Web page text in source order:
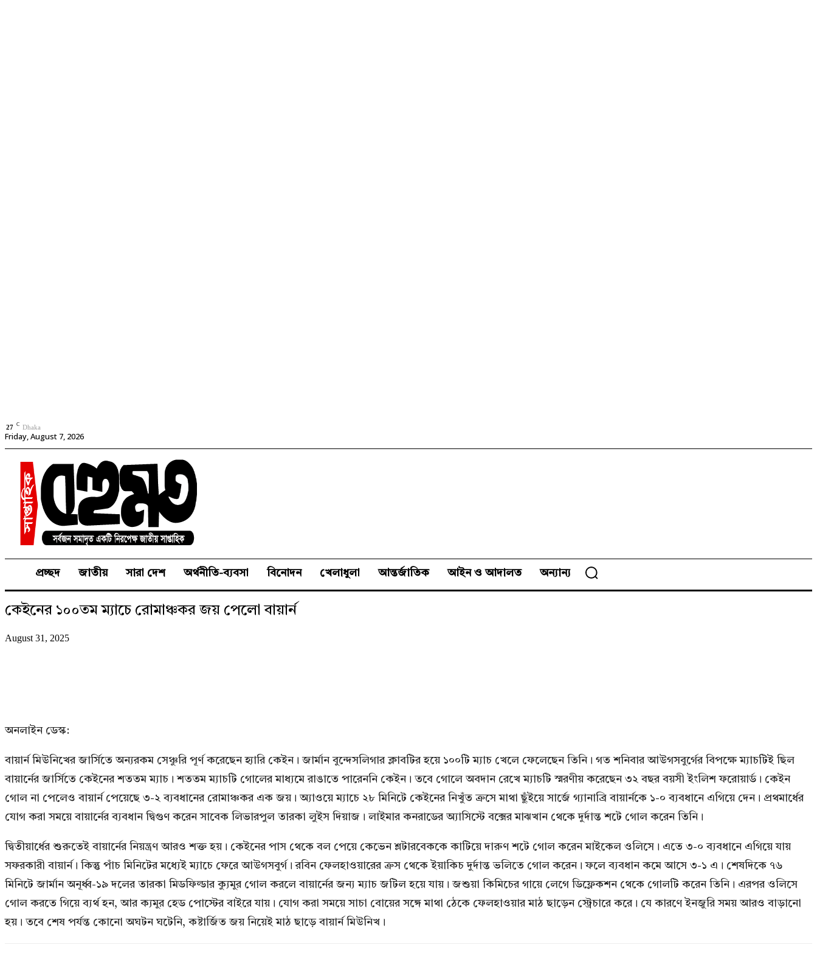
27 C Dhaka
Friday, August 7, 2026
প্রচ্ছদ জাতীয় সারা দেশ অর্থনীতি-ব্যবসা বিনোদন খেলাধুলা আন্তর্জাতিক আইন ও আদালত অন্যান্য
কেইনের ১০০তম ম্যাচে রোমাঞ্চকর জয় পেলো বায়ার্ন
August 31, 2025
অনলাইন ডেস্ক:
বায়ার্ন মিউনিখের জার্সিতে অন্যরকম সেঞ্চুরি পূর্ণ করেছেন হ্যারি কেইন। জার্মান বুন্দেসলিগার ক্লাবটির হয়ে ১০০টি ম্যাচ খেলে ফেলেছেন তিনি। গত শনিবার আউগসবুর্গের বিপক্ষে ম্যাচটিই ছিল
বায়ার্নের জার্সিতে কেইনের শততম ম্যাচ। শততম ম্যাচটি গোলের মাধ্যমে রাঙাতে পারেননি কেইন। তবে গোলে অবদান রেখে ম্যাচটি স্মরণীয় করেছেন ৩২ বছর বয়সী ইংলিশ ফরোয়ার্ড। কেইন
গোল না পেলেও বায়ার্ন পেয়েছে ৩-২ ব্যবধানের রোমাঞ্চকর এক জয়। অ্যাওয়ে ম্যাচে ২৮ মিনিটে কেইনের নিখুঁত ক্রসে মাথা ছুঁইয়ে সার্জে গ্যানাব্রি বায়ার্নকে ১-০ ব্যবধানে এগিয়ে দেন। প্রথমার্ধের
যোগ করা সময়ে বায়ার্নের ব্যবধান দ্বিগুণ করেন সাবেক লিভারপুল তারকা লুইস দিয়াজ। লাইমার কনরাডের অ্যাসিস্টে বক্সের মাঝখান থেকে দুর্দান্ত শটে গোল করেন তিনি।
দ্বিতীয়ার্ধের শুরুতেই বায়ার্নের নিয়ন্ত্রণ আরও শক্ত হয়। কেইনের পাস থেকে বল পেয়ে কেভেন শ্লটারবেককে কাটিয়ে দারুণ শটে গোল করেন মাইকেল ওলিসে। এতে ৩-০ ব্যবধানে এগিয়ে যায়
সফরকারী বায়ার্ন। কিন্তু পাঁচ মিনিটের মধ্যেই ম্যাচে ফেরে আউগসবুর্গ। রবিন ফেলহাওয়ারের ক্রস থেকে ইয়াকিচ দুর্দান্ত ভলিতে গোল করেন। ফলে ব্যবধান কমে আসে ৩-১ এ। শেষদিকে ৭৬
মিনিটে জার্মান অনূর্ধ্ব-১৯ দলের তারকা মিডফিল্ডার ক্যুমুর গোল করলে বায়ার্নের জন্য ম্যাচ জটিল হয়ে যায়। জশুয়া কিমিচের গায়ে লেগে ডিফ্লেকশন থেকে গোলটি করেন তিনি। এরপর ওলিসে
গোল করতে গিয়ে ব্যর্থ হন, আর ক্যমুর হেড পোস্টের বাইরে যায়। যোগ করা সময়ে সাচা বোয়ের সঙ্গে মাথা ঠেকে ফেলহাওয়ার মাঠ ছাড়েন স্ট্রেচারে করে। যে কারণে ইনজুরি সময় আরও বাড়ানো
হয়। তবে শেষ পর্যন্ত কোনো অঘটন ঘটেনি, কষ্টার্জিত জয় নিয়েই মাঠ ছাড়ে বায়ার্ন মিউনিখ।